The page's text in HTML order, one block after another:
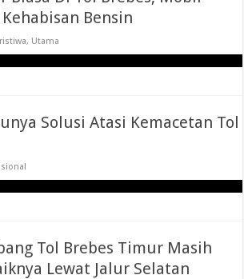
Bensin
, Utama
Solusi Atasi Kemacetan Tol
Tol Brebes Timur Masih
Lewat Jalur Selatan